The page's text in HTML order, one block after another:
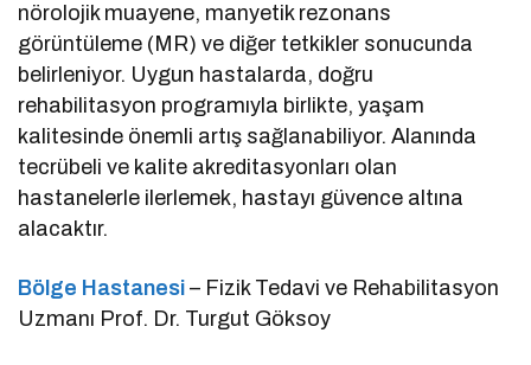
nörolojik muayene, manyetik rezonans
görüntüleme (MR) ve diğer tetkikler sonucunda
belirleniyor. Uygun hastalarda, doğru
rehabilitasyon programıyla birlikte, yaşam
kalitesinde önemli artış sağlanabiliyor. Alanında
tecrübeli ve kalite akreditasyonları olan
hastanelerle ilerlemek, hastayı güvence altına
alacaktır.
Bölge Hastanesi– Fizik Tedavi ve Rehabilitasyon
Uzmanı Prof. Dr. Turgut Göksoy